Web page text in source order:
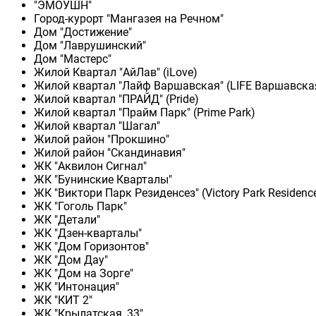
"ЭМОУШН"
Город-курорт "Мангазея на Речном"
Дом "Достижение"
Дом "Лаврушинский"
Дом "Мастерс"
Жилой Квартал "АйЛав" (iLove)
Жилой квартал "Лайф Варшавская" (LIFE
Жилой квартал "ПРАЙД" (Pride)
Жилой квартал "Прайм Парк" (Prime Park)
Жилой квартал "Шагал"
Жилой район "Прокшино"
Жилой район "Скандинавия"
ЖК "Аквилон Сигнал"
ЖК "Бунинские Кварталы"
ЖК "Виктори Парк Резиденсез" (Victory Park
ЖК "Гоголь Парк"
ЖК "Детали"
ЖК "Дзен-кварталы"
ЖК "Дом Горизонтов"
ЖК "Дом Дау"
ЖК "Дом на Зорге"
ЖК "Интонация"
ЖК "КИТ 2"